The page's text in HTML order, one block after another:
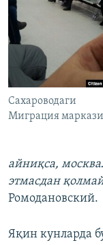
Сахароводаги
Миграция маркази
айниқса,
этмасдан
Ромодановский.
Яқин кунларда